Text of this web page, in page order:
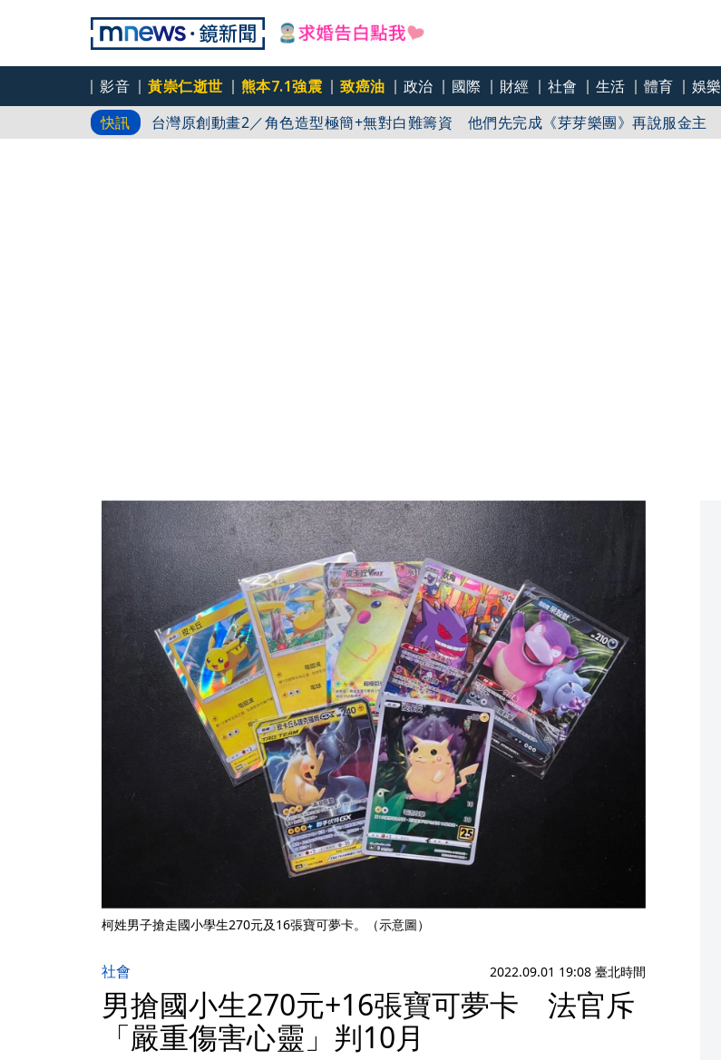
影音 黃崇仁逝世 熊本7.1強震 致癌油 政治 國際 財經 社會 生活 體育 娛樂
快訊
台灣原創動畫1／歷時近14年打磨動畫IP 《芽芽樂團》獲內容和技術雙重肯定
台灣原創動畫2／角色造型極簡+無對白難籌資 他們先完成《芽芽樂團》再說服金主
柯姓男子搶走國小學生270元及16張寶可夢卡。（示意圖）
社會 2022.09.01 19:08 臺北時間
男搶國小生270元+16張寶可夢卡 法官斥
「嚴重傷害心靈」判10月